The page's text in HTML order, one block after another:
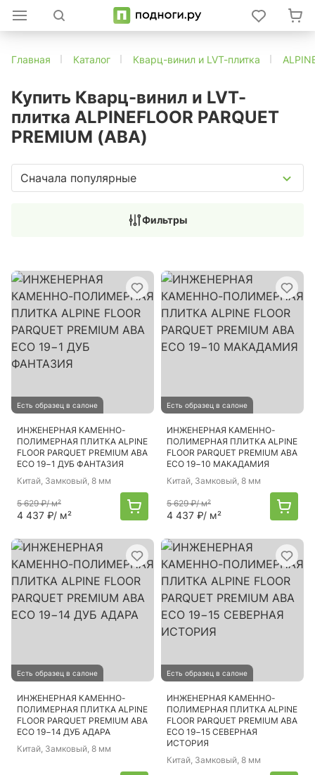
Главная Каталог Кварц-винил и LVT-плитка
Купить Кварц-винил и LVT-
плитка ALPINEFLOOR PARQUET
PREMIUM (ABA)
Сначала популярные
Фильтры
Есть образец в салоне
ИНЖЕНЕРНАЯ КАМЕННО-
ПОЛИМЕРНАЯ ПЛИТКА ALPINE
FLOOR PARQUET PREMIUM ABA
ECO 19−1 ДУБ ФАНТАЗИЯ
Китай, Замковый, 8 мм
5 629 ₽/ м²
4 437 ₽/ м²
Есть образец в салоне
ИНЖЕНЕРНАЯ КАМЕННО-
ПОЛИМЕРНАЯ ПЛИТКА ALPINE
FLOOR PARQUET PREMIUM ABA
ECO 19−10 МАКАДАМИЯ
Китай, Замковый, 8 мм
5 629 ₽/ м²
4 437 ₽/ м²
Есть образец в салоне
ИНЖЕНЕРНАЯ КАМЕННО-
ПОЛИМЕРНАЯ ПЛИТКА ALPINE
FLOOR PARQUET PREMIUM ABA
ECO 19−14 ДУБ АДАРА
Китай, Замковый, 8 мм
Есть образец в салоне
ИНЖЕНЕРНАЯ КАМЕННО-
ПОЛИМЕРНАЯ ПЛИТКА ALPINE
FLOOR PARQUET PREMIUM ABA
ECO 19−15 СЕВЕРНАЯ
ИСТОРИЯ
Китай, Замковый, 8 мм